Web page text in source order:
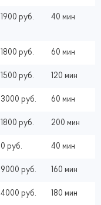
1900 руб. 40 мин
1800 руб. 60 мин
1500 руб. 120 мин
3000 руб. 60 мин
1800 руб. 200 мин
0 руб. 40 мин
9000 руб. 160 мин
4000 руб. 180 мин